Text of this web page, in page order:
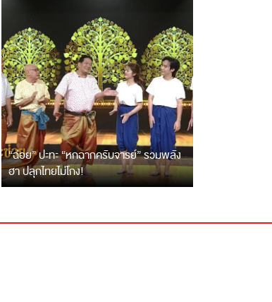
“ฉ่อย” ปะทะ “หกฉากครับจารย์” รวมพลัง
ฮา ปลุกไทยไม่โกง!